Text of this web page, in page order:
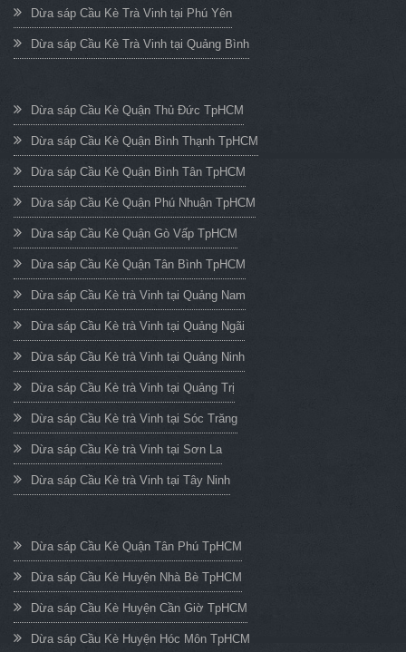
Dừa sáp Cầu Kè Trà Vinh tại Phú Yên
Dừa sáp Cầu Kè Trà Vinh tại Quảng Bình
Dừa sáp Cầu Kè Quận Thủ Đức TpHCM
Dừa sáp Cầu Kè Quận Bình Thạnh TpHCM
Dừa sáp Cầu Kè Quận Bình Tân TpHCM
Dừa sáp Cầu Kè Quận Phú Nhuận TpHCM
Dừa sáp Cầu Kè Quận Gò Vấp TpHCM
Dừa sáp Cầu Kè Quận Tân Bình TpHCM
Dừa sáp Cầu Kè trà Vinh tại Quảng Nam
Dừa sáp Cầu Kè trà Vinh tại Quảng Ngãi
Dừa sáp Cầu Kè trà Vinh tại Quảng Ninh
Dừa sáp Cầu Kè trà Vinh tại Quảng Trị
Dừa sáp Cầu Kè trà Vinh tại Sóc Trăng
Dừa sáp Cầu Kè trà Vinh tại Sơn La
Dừa sáp Cầu Kè trà Vinh tại Tây Ninh
Dừa sáp Cầu Kè Quận Tân Phú TpHCM
Dừa sáp Cầu Kè Huyện Nhà Bè TpHCM
Dừa sáp Cầu Kè Huyện Cần Giờ TpHCM
Dừa sáp Cầu Kè Huyện Hóc Môn TpHCM